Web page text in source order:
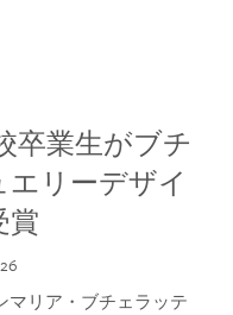
卒業生がブチ
リーデザイ
賞
マリア・ブチェラッテ